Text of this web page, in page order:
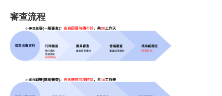
審查流程